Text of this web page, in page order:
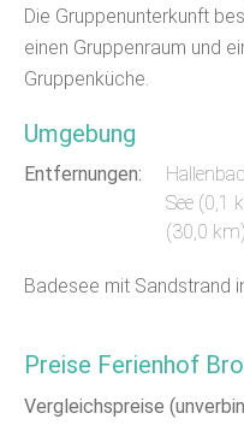
Die Gruppenunterkunft
einen Gruppenraum und
Gruppenküche.
Umgebung
Entfernungen:
See (0,1
(30,0 km)
Badesee mit Sandstrand
Preise Ferienhof
Vergleichspreise